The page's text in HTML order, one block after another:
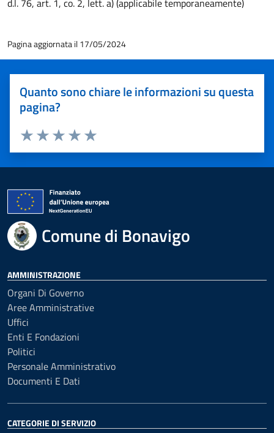
d.l. 76, art. 1, co. 2, lett. a) (applicabile temporaneamente)
Pagina aggiornata il 17/05/2024
Quanto sono chiare le informazioni su questa
pagina?
Valuta 5 stelle su 5
Valuta 4 stelle su 5
Valuta 3 stelle su 5
Valuta 2 stelle su 5
Valuta 1 stelle su 5
Comune di Bonavigo
AMMINISTRAZIONE
Organi Di Governo
Aree Amministrative
Uffici
Enti E Fondazioni
Politici
Personale Amministrativo
Documenti E Dati
CATEGORIE DI SERVIZIO